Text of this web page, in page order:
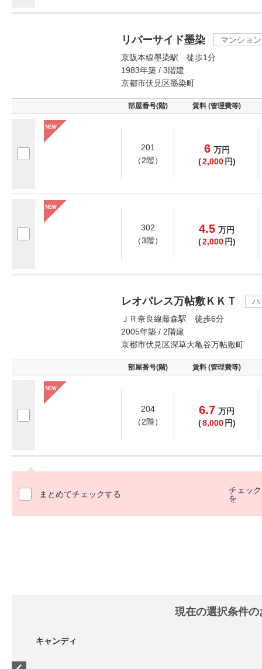
リバーサイド墨染
マンション
京阪本線墨染駅 徒歩1分
1983年築 / 3階建
京都市伏見区墨染町
部屋番号(階) 賃料 (管理費等)
201
（2階）
6 万円
(2,000 円)
302
（3階）
4.5 万円
(2,000 円)
レオパレス万帖敷ＫＫＴ
ハ
ＪＲ奈良線藤森駅 徒歩6分
2005年築 / 2階建
京都市伏見区深草大亀谷万帖敷町
部屋番号(階) 賃料 (管理費等)
204
（2階）
6.7 万円
(8,000 円)
まとめてチェックする
チェッ
を
現在の選択条件
キャンディ